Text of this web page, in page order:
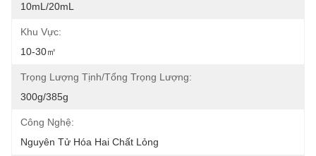
10mL/20mL
Khu Vực:
10-30㎡
Trọng Lượng Tịnh/Tổng Trọng Lượng:
300g/385g
Công Nghệ:
Nguyên Tử Hóa Hai Chất Lỏng